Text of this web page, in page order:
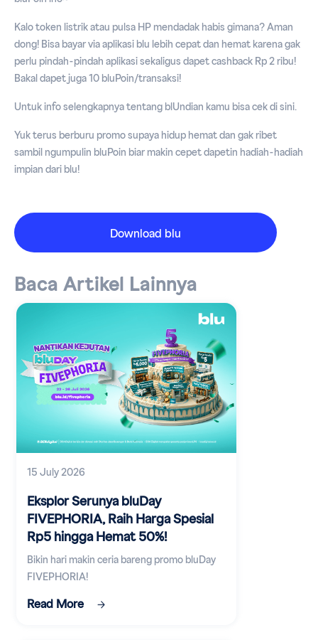
Kalo token listrik atau pulsa HP mendadak habis gimana? Aman
dong! Bisa bayar via aplikasi blu lebih cepat dan hemat karena gak
perlu pindah-pindah aplikasi sekaligus dapet cashback Rp 2 ribu!
Bakal dapet juga 10 bluPoin/transaksi!
Untuk info selengkapnya tentang blUndian kamu bisa cek disini.
Yuk terus berburu promo supaya hidup hemat dan gak ribet
sambil ngumpulin bluPoin biar makin cepet dapetin hadiah-hadiah
impian dari blu!
Download blu
Baca Artikel Lainnya
15 July 2026
Eksplor Serunya bluDay
FIVEPHORIA, Raih Harga Spesial
Rp5 hingga Hemat 50%!
Bikin hari makin ceria bareng promo bluDay
FIVEPHORIA!
Read More